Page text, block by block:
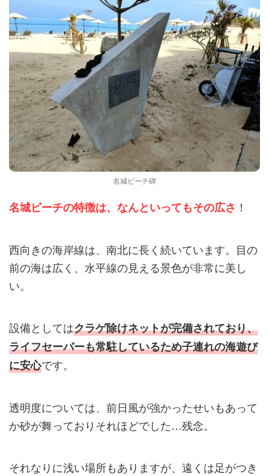
名城ビーチ碑
名城ビーチの特徴は、なんといってもその広さ ！
西向きの海岸線は、南北に長く続いています。目の
前の海は広く、水平線の見える景色が非常に美し
い。
設備としてはクラゲ除けネットが完備されており、
ライフセーバーも常駐しているため子連れの海遊び
に安心です。
透明度については、前日風が強かったせいもあって
か砂が舞っておりそれほどでした…残念。
それなりに浅い場所もありますが、遠くは足がつき